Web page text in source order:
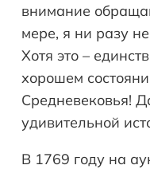
внимание
мере, я ни разу
Хотя это –
хорошем
Средневековья!
удивительной
В 1769 году на